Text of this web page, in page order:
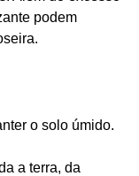
podem
o solo úmido.
a terra, da